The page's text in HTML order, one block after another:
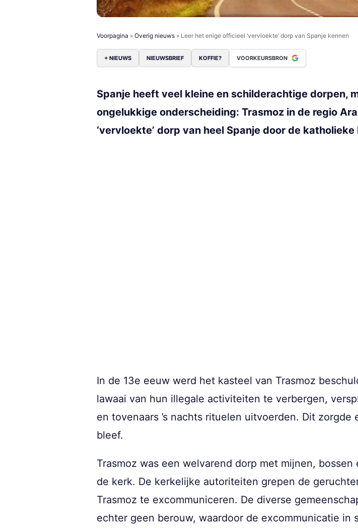
Voorpagina » Overig nieuws » Leer het enige officieel ‘vervloekte’ dorp van Spanje kennen
+ NIEUWS NIEUWSBRIEF KOFFIE? VOORKEURSBRON
Spanje heeft veel kleine en schilderachtige dorpen,
ongelukkige onderscheiding: Trasmoz in de regio
‘vervloekte’ dorp van heel Spanje door de katholieke
In de 13e eeuw werd het kasteel van Trasmoz
lawaai van hun illegale activiteiten te verbergen,
en tovenaars ’s nachts rituelen uitvoerden. Dit
bleef.
Trasmoz was een welvarend dorp met mijnen,
de kerk. De kerkelijke autoriteiten grepen de
Trasmoz te excommuniceren. De diverse
echter geen berouw, waardoor de excommunicatie in